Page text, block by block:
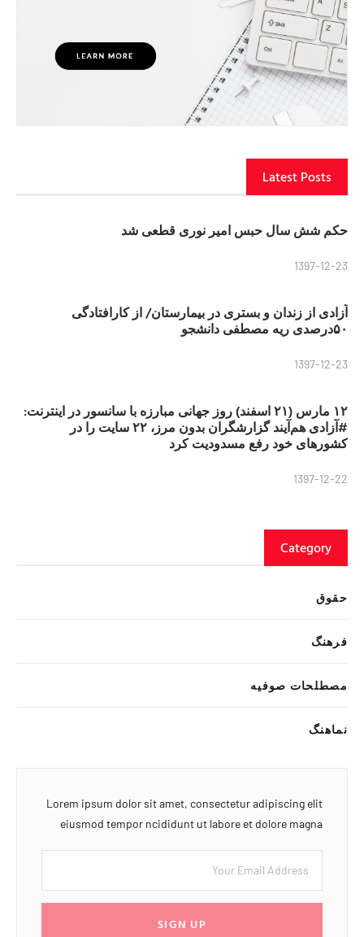
Latest Posts
حکم شش سال حبس امیر نوری قطعی شد
1397-12-23
آزادی از زندان و بستری در بیمارستان/ از کارافتادگی
۵۰درصدی ریه مصطفی دانشجو
1397-12-23
۱۲ مارس (۲۱ اسفند) روز جهانی مبارزه با سانسور در اینترنت:
#آزادی هم‌آیند گزارشگران‌ بدون مرز، ۲۲ سایت را در
کشورهای خود رفع مسدودیت کرد
1397-12-22
Category
حقوق
فرهنگ
مصطلحات صوفیه
نماهنگ
Lorem ipsum dolor sit amet, consectetur adipiscing elit
eiusmod tempor ncididunt ut labore et dolore magna
SIGN UP